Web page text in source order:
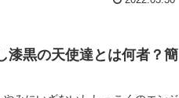
漆黒の天使達とは何者？簡